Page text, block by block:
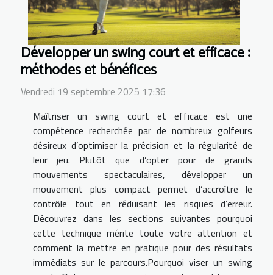
Développer un swing court et efficace :
méthodes et bénéfices
Vendredi 19 septembre 2025 17:36
Maîtriser un swing court et efficace est une
compétence recherchée par de nombreux golfeurs
désireux d’optimiser la précision et la régularité de
leur jeu. Plutôt que d’opter pour de grands
mouvements spectaculaires, développer un
mouvement plus compact permet d’accroître le
contrôle tout en réduisant les risques d’erreur.
Découvrez dans les sections suivantes pourquoi
cette technique mérite toute votre attention et
comment la mettre en pratique pour des résultats
immédiats sur le parcours.Pourquoi viser un swing